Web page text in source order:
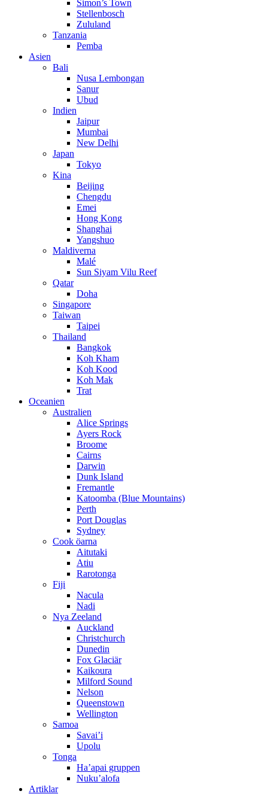
Simon’s Town
Stellenbosch
Zululand
Tanzania
Pemba
Asien
Bali
Nusa Lembongan
Sanur
Ubud
Indien
Jaipur
Mumbai
New Delhi
Japan
Tokyo
Kina
Beijing
Chengdu
Emei
Hong Kong
Shanghai
Yangshuo
Maldiverna
Malé
Sun Siyam Vilu Reef
Qatar
Doha
Singapore
Taiwan
Taipei
Thailand
Bangkok
Koh Kham
Koh Kood
Koh Mak
Trat
Oceanien
Australien
Alice Springs
Ayers Rock
Broome
Cairns
Darwin
Dunk Island
Fremantle
Katoomba (Blue Mountains)
Perth
Port Douglas
Sydney
Cook öarna
Aitutaki
Atiu
Rarotonga
Fiji
Nacula
Nadi
Nya Zeeland
Auckland
Christchurch
Dunedin
Fox Glaciär
Kaikoura
Milford Sound
Nelson
Queenstown
Wellington
Samoa
Savai’i
Upolu
Tonga
Ha’apai gruppen
Nuku’alofa
Artiklar